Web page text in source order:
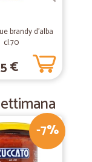
Se posso dare
per ampliare la
brandy d'alba
cl.70
€
-7%